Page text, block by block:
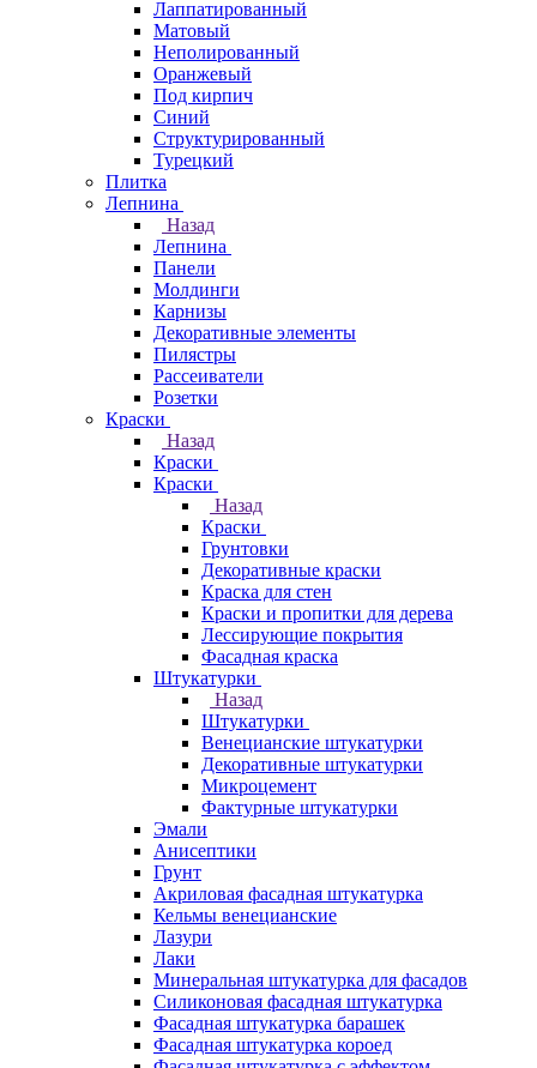
Лаппатированный
Матовый
Неполированный
Оранжевый
Под кирпич
Синий
Структурированный
Турецкий
Плитка
Лепнина
Назад
Лепнина
Панели
Молдинги
Карнизы
Декоративные элементы
Пилястры
Рассеиватели
Розетки
Краски
Назад
Краски
Краски
Назад
Краски
Грунтовки
Декоративные краски
Краска для стен
Краски и пропитки для дерева
Лессирующие покрытия
Фасадная краска
Штукатурки
Назад
Штукатурки
Венецианские штукатурки
Декоративные штукатурки
Микроцемент
Фактурные штукатурки
Эмали
Анисептики
Грунт
Акриловая фасадная штукатурка
Кельмы венецианские
Лазури
Лаки
Минеральная штукатурка для фасадов
Силиконовая фасадная штукатурка
Фасадная штукатурка барашек
Фасадная штукатурка короед